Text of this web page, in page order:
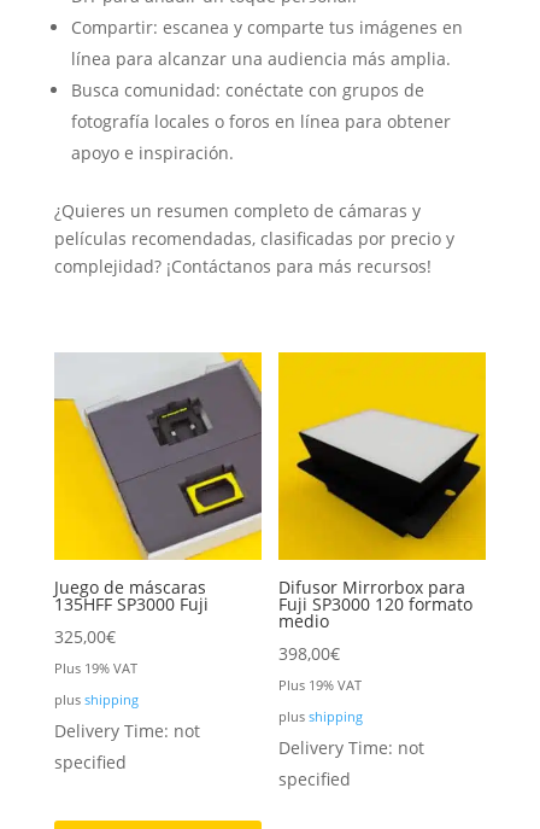
Compartir: escanea y comparte tus imágenes en
línea para alcanzar una audiencia más amplia.
Busca comunidad: conéctate con grupos de
fotografía locales o foros en línea para obtener
apoyo e inspiración.
¿Quieres un resumen completo de cámaras y
películas recomendadas, clasificadas por precio y
complejidad? ¡Contáctanos para más recursos!
Juego de máscaras
135HFF SP3000 Fuji
325,00€
Plus 19% VAT
plus shipping
Delivery Time: not
specified
Difusor Mirrorbox para
Fuji SP3000 120 formato
medio
398,00€
Plus 19% VAT
plusshipping
Delivery Time: not
specified